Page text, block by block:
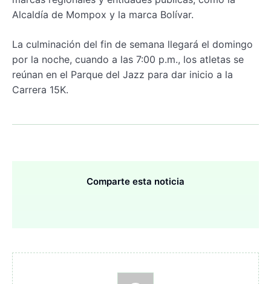
Alcaldía de Mompox y la marca Bolívar.
La culminación del fin de semana llegará el domingo
por la noche, cuando a las 7:00 p.m., los atletas se
reúnan en el Parque del Jazz para dar inicio a la
Carrera 15K.
Comparte esta noticia